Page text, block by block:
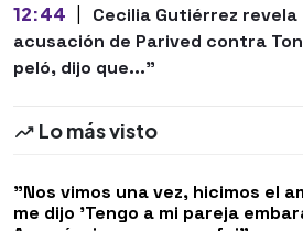
12:44 |
Cecilia Gutiérrez
acusación de Parived contra
peló, dijo que..."
Lo más visto
"Nos vimos una vez, hicimos el
me dijo 'Tengo a mi pareja